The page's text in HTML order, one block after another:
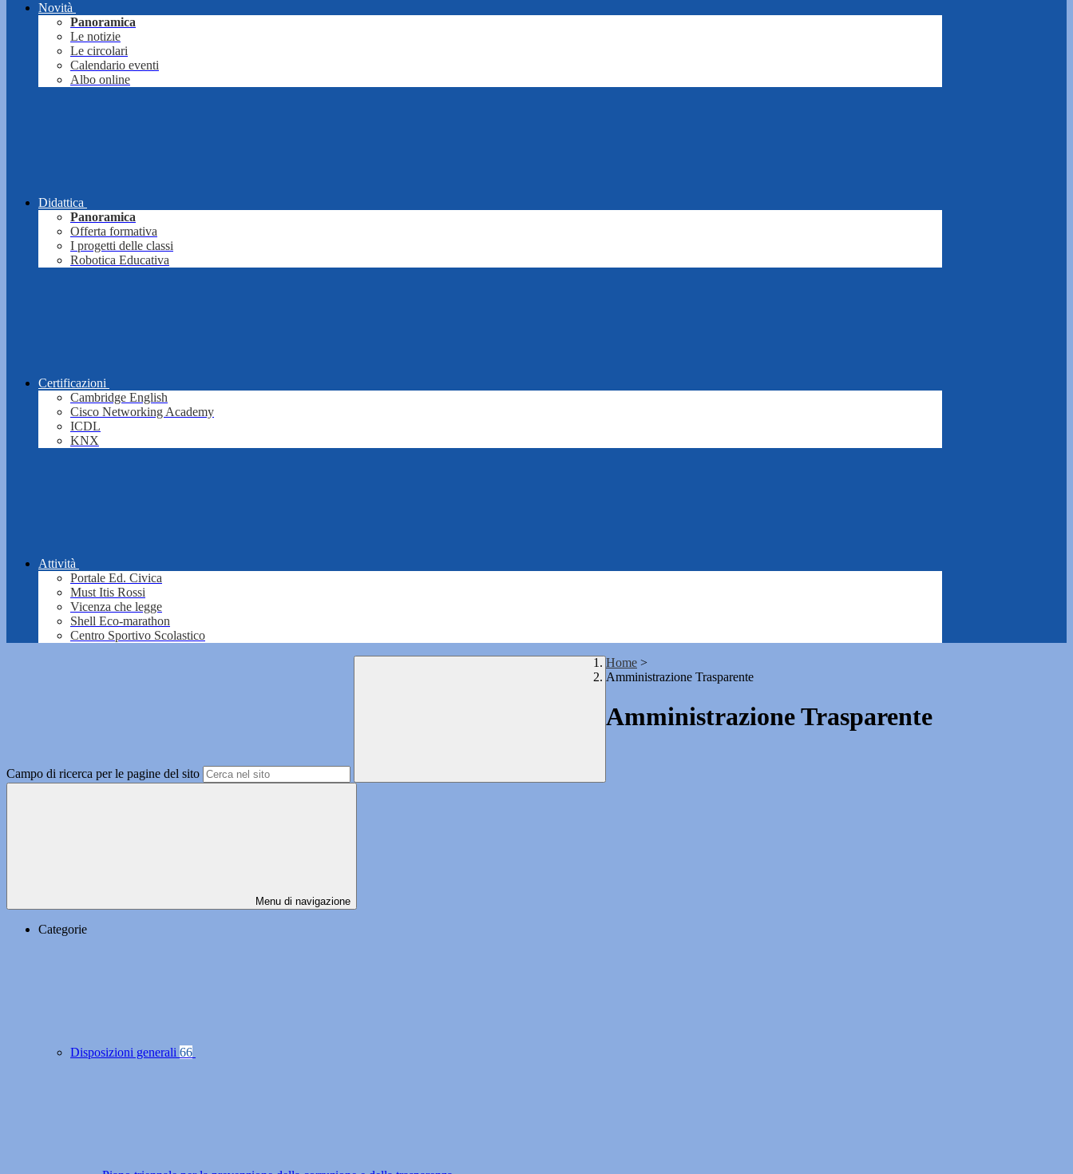
Novità
Panoramica
Le notizie
Le circolari
Calendario eventi
Albo online
Didattica
Panoramica
Offerta formativa
I progetti delle classi
Robotica Educativa
Certificazioni
Cambridge English
Cisco Networking Academy
ICDL
KNX
Attività
Portale Ed. Civica
Must Itis Rossi
Vicenza che legge
Shell Eco-marathon
Centro Sportivo Scolastico
Campo di ricerca per le pagine del sito
Home >
Amministrazione Trasparente
Amministrazione Trasparente
Menu di navigazione
Categorie
Disposizioni generali 66